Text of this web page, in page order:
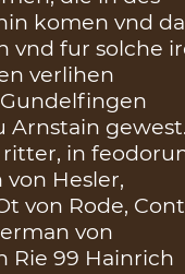
komen vnd
vnd fur solche
verlihen
Arnstain gewest.
ritter, in
Hesler,
von Rode,
von
Rie 99 Hainrich